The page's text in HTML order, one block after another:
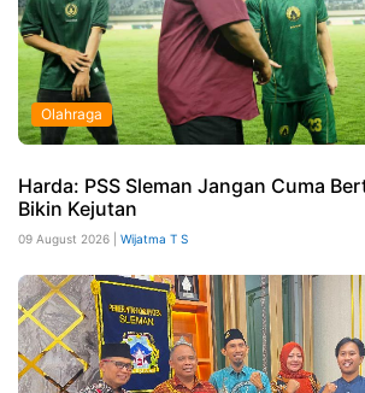
Olahraga
Harda: PSS Sleman Jangan Cuma
Bikin Kejutan
09 August 2026 | Wijatma T S